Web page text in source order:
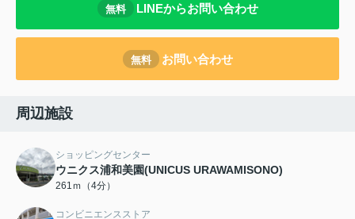
無料 LINEからお問い合わせ
無料 お問い合わせ
周辺施設
ショッピングセンター
ウニクス浦和美園(UNICUS URAWAMISONO)
261ｍ（4分）
コンビニエンスストア